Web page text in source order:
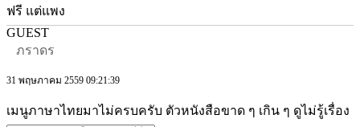
ฟรี แต่แพง
GUEST
ภราดร
31 พฤษภาคม 2559 09:21:39
เมนูภาษาไทยมาไม่ครบครับ ตัวหนังสือขาด ๆ เกิน ๆ ดูไม่รู้เรื่อง